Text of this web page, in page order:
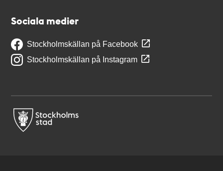
Sociala medier
Stockholmskällan på Facebook
Stockholmskällan på Instagram